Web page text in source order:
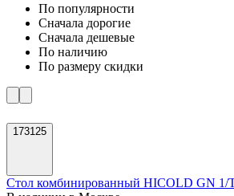
По популярности
Cначала дорогие
Cначала дешевые
По наличию
По размеру скидки
173125
Стол комбинированный HICOLD GN 1/